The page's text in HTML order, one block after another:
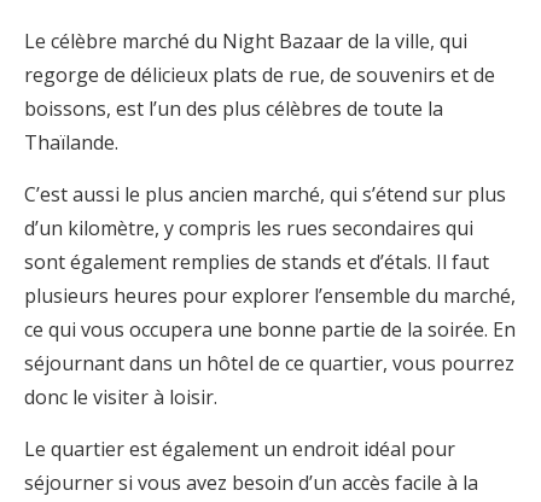
Le célèbre marché du Night Bazaar de la ville, qui
regorge de délicieux plats de rue, de souvenirs et de
boissons, est l’un des plus célèbres de toute la
Thaïlande.
C’est aussi le plus ancien marché, qui s’étend sur plus
d’un kilomètre, y compris les rues secondaires qui
sont également remplies de stands et d’étals. Il faut
plusieurs heures pour explorer l’ensemble du marché,
ce qui vous occupera une bonne partie de la soirée. En
séjournant dans un hôtel de ce quartier, vous pourrez
donc le visiter à loisir.
Le quartier est également un endroit idéal pour
séjourner si vous avez besoin d’un accès facile à la